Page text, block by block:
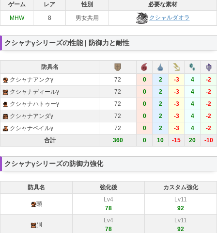
ゲーム レア 性別
必要な素材
MHW
8 男女共用 クシャルダオラ
クシャナγシリーズの性能 | 防御力と耐性
防具名
クシャナアンクγ
72 0 2 -3 4
-2
クシャナディールγ
72 0 2 -3 4
-2
クシャナハトゥーγ
72 0 2 -3 4
-2
クシャナアンダγ
72 0 2 -3 4
-2
クシャナペイルγ
72 0 2 -3 4
-2
合計
360 0 10 -15 20 -10
クシャナγシリーズの防御力強化
防具名 強化後 カスタム強化
頭
Lv4
78
Lv11
92
胴
Lv4
78
Lv11
92